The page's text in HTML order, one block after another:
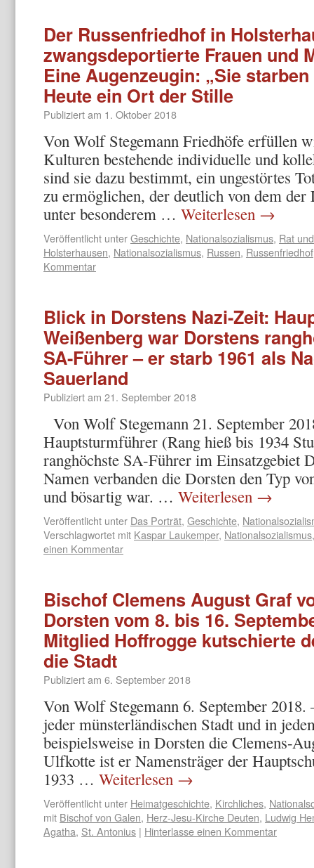
Der Russenfriedhof in
zwangsdeportierte Frauen und
Eine Augenzeugin: „Sie
Heute ein Ort der Stille
Publiziert am 1. Oktober 2018
Von Wolf Stegemann Friedhöfe erfüllen
Kulturen bestehende individuelle und
sind sie dazu bestimmt, ein ungestörtes
zu ermöglichen, der deutlich von dem der
unter besonderem … Weiterlesen →
Veröffentlicht unterGeschichte, Nationalsozialismus, Rat
Holsterhausen, Nationalsozialismus, Russen, Russenfriedhof
Kommentar
Blick in Dorstens Nazi-Zeit:
Weißenberg war Dorstens
SA-Führer – er starb 1961 als
Sauerland
Publiziert am 21. September 2018
Von Wolf Stegemann 21. September
Hauptsturmführer (Rang hieß bis 1934
ranghöchste SA-Führer im Einsatzgebiet
Namen verbanden die Dorsten den Typ
und bösartig war. … Weiterlesen →
Veröffentlicht unter Das Porträt, Geschichte,
Verschlagwortet mit Kaspar Laukemper, Nationalsozialismus
einen Kommentar
Bischof Clemens August Graf
Dorsten vom 8. bis 16.
Mitglied Hoffrogge kutschierte
die Stadt
Publiziert am 6. September 2018
Von Wolf Stegemann 6. September
jeder münsterländischen Stadt und in
beispielsweise in Dorsten die Clemens-
Ulfkotte ist er Namensträger der
1933 … Weiterlesen →
Veröffentlicht unter Heimatgeschichte, Kirchliches,
mit Bischof von Galen, Herz-Jesu-Kirche Deuten, Ludwig
Agatha, St. Antonius | Hinterlasse einen Kommentar